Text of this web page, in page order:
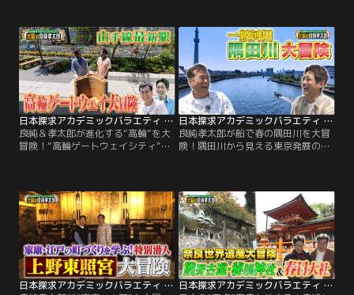
り発展した“函館” しかし…時を経て
北海道の中心となったのは“札幌”だ
った 明治時代、大部分が手付かずの
自然だった札幌は、どうやって200
万の大都市になったのか！？
眠る“寛永寺”を徹底調査！普段は非
公開だという家康の肖像画もテレビ
初公開で家康が神として祀られるに
至った背景が明らかに！？
日本探求アカデミックバラエティ 火曜の良純孝太郎 良純＆孝太郎が進化する“高輪”を大冒険！“高輪ゲートウェイシティ”には何がある？
良純＆孝太郎が進化する“高輪”を大
冒険！“高輪ゲートウェイシティ”に
か？“高輪ゲートウェイ”とは何なの
か？高輪という土地の背景を良純孝
太郎が大冒険で紐解くと…知られざ
る日本の歴史が浮かび上がる！
日本探求アカデミックバラエティ 火曜の良純孝太郎 良純孝太郎が船で春の隅田川を大冒険！隅田川から見える東京発展の歴史とは？
良純孝太郎が船で春の隅田川を大冒
険！隅田川から見える東京発展の歴
川とともに発展してきた江戸・東京
の歴史を感じながら東京湾を目指
す！浅草寺、両国国技館、勝鬨橋な
どの名所の意外な歴史に 徳川家康が
隅田川にかけた最初の橋“千住大
橋”に残るその当時の痕跡
日本探求アカデミックバラエティ 火曜の良純孝太郎 良純孝太郎が“東京・上野”を大冒険！非公開エリアにも潜入！
日本探求アカデミックバラエティ 火曜の良純孝太郎 日本の“原点”奈良をめぐる！良純と孝太郎が心に刻んだ、神秘の風景とは？